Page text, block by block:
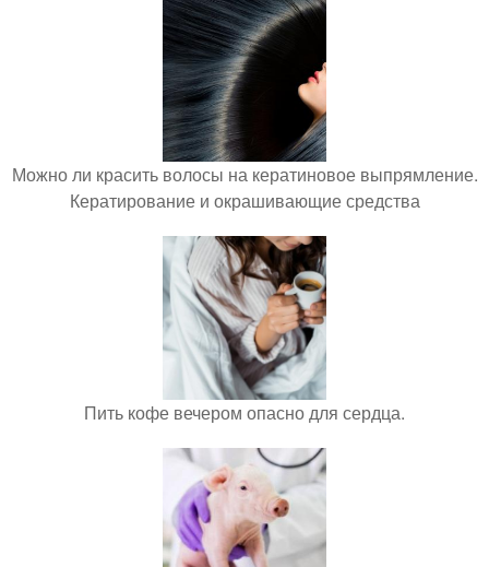
Можно ли красить волосы на кератиновое выпрямление.
Кератирование и окрашивающие средства
Пить кофе вечером опасно для сердца.